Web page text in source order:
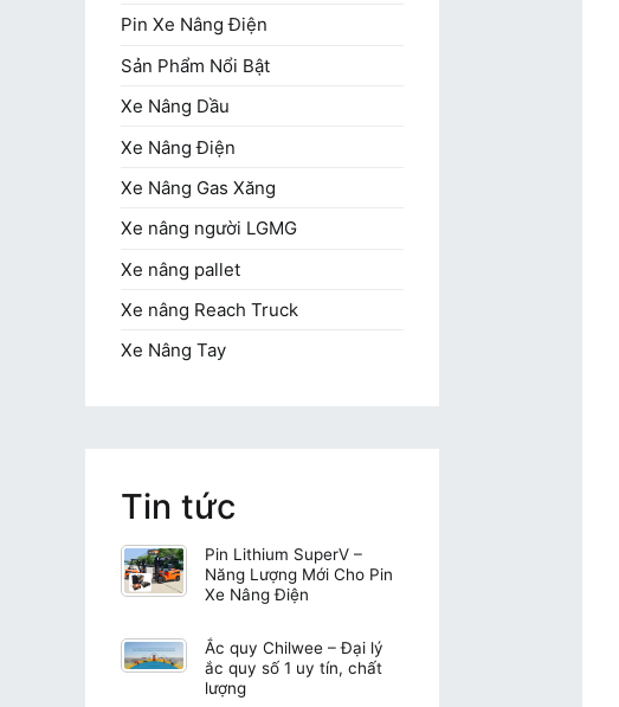
Pin Xe Nâng Điện
Sản Phẩm Nổi Bật
Xe Nâng Dầu
Xe Nâng Điện
Xe Nâng Gas Xăng
Xe nâng người LGMG
Xe nâng pallet
Xe nâng Reach Truck
Xe Nâng Tay
Tin tức
Pin Lithium SuperV –
Năng Lượng Mới Cho Pin
Xe Nâng Điện
Ắc quy Chilwee – Đại lý
ắc quy số 1 uy tín, chất
lượng